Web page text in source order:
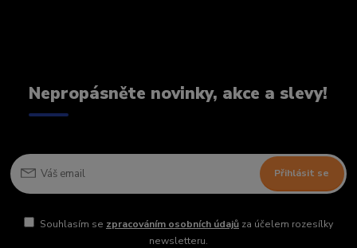
Nepropásněte novinky, akce a slevy!
Přihlásit se
Souhlasím se zpracováním osobních údajůza účelem rozesílky
newsletteru.